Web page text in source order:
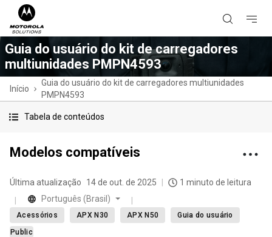
Guia do usuário do kit de carregadores
multiunidades PMPN4593
Início
Guia do usuário do kit de carregadores multiunidades
PMPN4593
Tabela de conteúdos
Modelos compatíveis
Última atualização 14 de out. de 2025
1 minuto de leitura
Português (Brasil)
Acessórios APX N30 APX N50
Guia do usuário
Public